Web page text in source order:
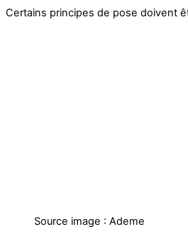
Certains principes de pose doivent
Source image : Ademe